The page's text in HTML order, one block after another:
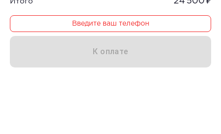
Введите ваш телефон
К оплате